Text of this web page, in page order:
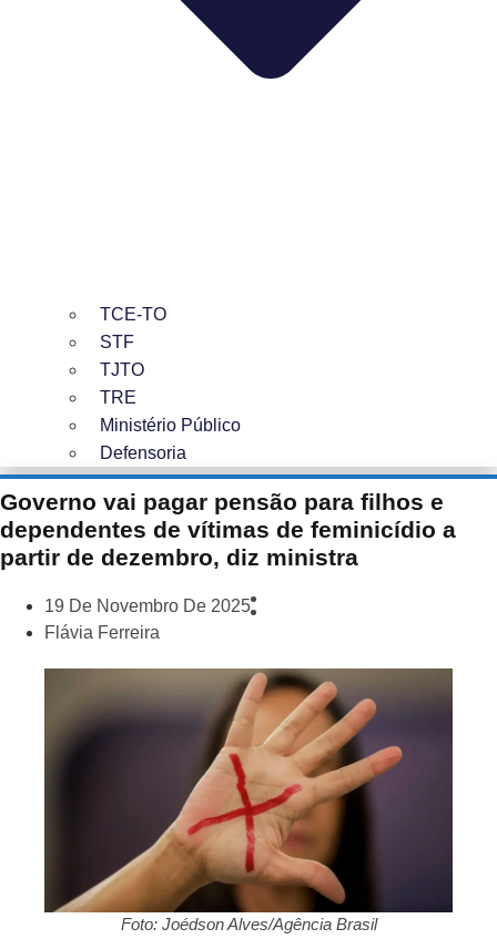
TCE-TO
STF
TJTO
TRE
Ministério Público
Defensoria
Governo vai pagar pensão para filhos e
dependentes de vítimas de feminicídio a
partir de dezembro, diz ministra
19 De Novembro De 2025
Flávia Ferreira
Foto: Joédson Alves/Agência Brasil